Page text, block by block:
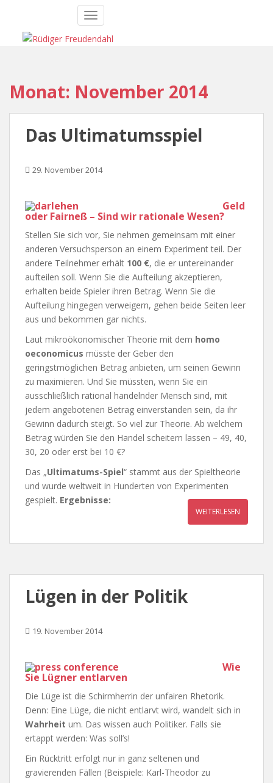
TOGGLE NAVIGATION
Monat: November 2014
Das Ultimatumsspiel
29. November 2014
Geld
oder Fairneß – Sind wir rationale Wesen?
Stellen Sie sich vor, Sie nehmen gemeinsam mit einer
anderen Versuchsperson an einem Experiment teil. Der
andere Teilnehmer erhält 100 €, die er untereinander
aufteilen soll. Wenn Sie die Aufteilung akzeptieren,
erhalten beide Spieler ihren Betrag. Wenn Sie die
Aufteilung hingegen verweigern, gehen beide Seiten leer
aus und bekommen gar nichts.
Laut mikroökonomischer Theorie mit dem homo
oeconomicus müsste der Geber den
geringstmöglichen Betrag anbieten, um seinen Gewinn
zu maximieren. Und Sie müssten, wenn Sie ein
ausschließlich rational handelnder Mensch sind, mit
jedem angebotenen Betrag einverstanden sein, da ihr
Gewinn dadurch steigt. So viel zur Theorie. Ab welchem
Betrag würden Sie den Handel scheitern lassen – 49, 40,
30, 20 oder erst bei 10 €?
Das „Ultimatums-Spiel“ stammt aus der Spieltheorie
und wurde weltweit in Hunderten von Experimenten
gespielt. Ergebnisse:
WEITERLESEN
Lügen in der Politik
19. November 2014
Wie
Sie Lügner entlarven
Die Lüge ist die Schirmherrin der unfairen Rhetorik.
Denn: Eine Lüge, die nicht entlarvt wird, wandelt sich in
Wahrheit um. Das wissen auch Politiker. Falls sie
ertappt werden: Was soll’s!
Ein Rücktritt erfolgt nur in ganz seltenen und
gravierenden Fällen (Beispiele: Karl-Theodor zu